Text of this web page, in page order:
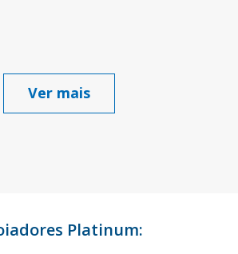
Ver mais
Platinum: